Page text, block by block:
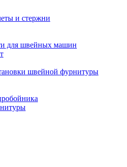
и стержни
для швейных машин
швейной фурнитуры